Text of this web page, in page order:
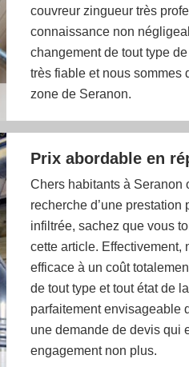
couvreur zingueur très
connaissance non
changement de tout type
très fiable et nous sommes
zone de Seranon.
Prix abordable en
Chers habitants à Seranon
recherche d’une
infiltrée, sachez que vous
cette article. Effectivement,
efficace à un coût
de tout type et tout état de
parfaitement envisageable
une demande de devis qui
engagement non plus.